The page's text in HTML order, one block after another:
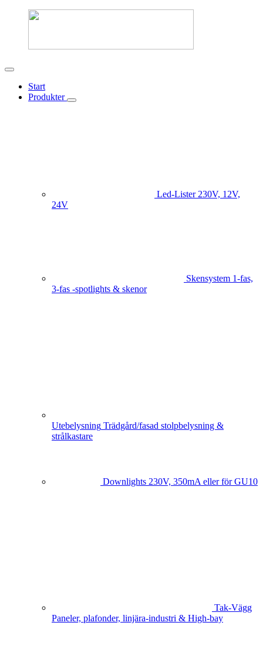
Start
Produkter
Led-Lister 230V, 12V,
24V
Skensystem 1-fas,
3-fas -spotlights & skenor
Utebelysning Trädgård/fasad stolpbelysning &
strålkastare
Downlights 230V, 350mA eller för GU10
Tak-Vägg
Paneler, plafonder, linjära-industri & High-bay